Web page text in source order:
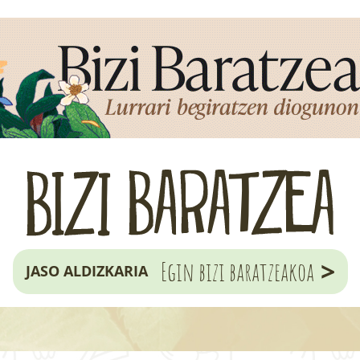
JASO ALDIZKARIA Egin bizi baratzeakoa >